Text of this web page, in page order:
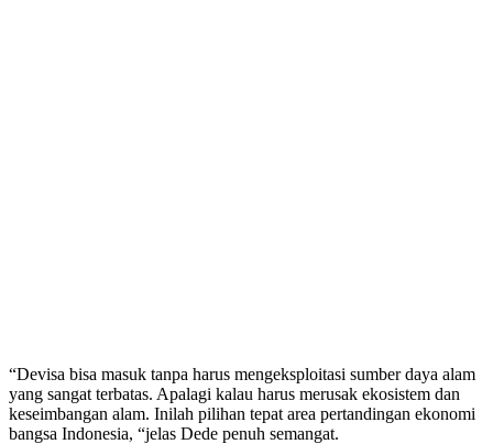
“Devisa bisa masuk tanpa harus mengeksploitasi sumber daya alam
yang sangat terbatas. Apalagi kalau harus merusak ekosistem dan
keseimbangan alam. Inilah pilihan tepat area pertandingan ekonomi
bangsa Indonesia, “jelas Dede penuh semangat.